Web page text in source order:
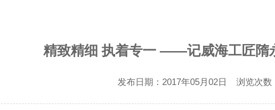
精致精细 执着专一 ——记威海工匠隋
发布日期： 2017年05月02日 浏览次数